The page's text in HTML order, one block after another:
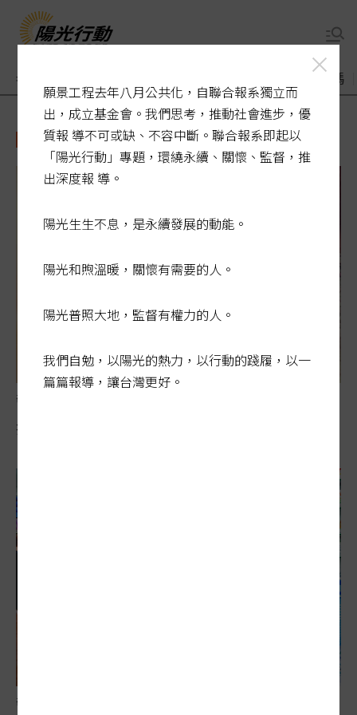
老了醫療誰來顧 敬老卡競相加碼
計程車
敬老卡競相加碼
折抵車資 補助搭小黃雙面刃
敬老卡競相加碼
願景工程去年八月公共化，自聯合報系獨立而
出，成立基金會。我們思考，推動社會進步，優
質報 導不可或缺、不容中斷。聯合報系即起以
「陽光行動」專題，環繞永續、關懷、監督，推
出深度報 導。
陽光生生不息，是永續發展的動能。
陽光和煦溫暖，關懷有需要的人。
陽光普照大地，監督有權力的人。
我們自勉，以陽光的熱力，以行動的踐履，以一
篇篇報導，讓台灣更好。